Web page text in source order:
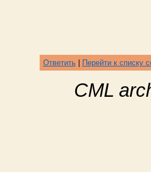
Ответить| Перейти к списку
CML